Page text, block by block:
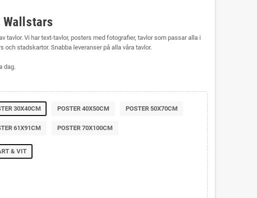
Wallstars
tavlor. Vi har text-tavlor, posters med fotografier, tavlor som passar alla i
stadskartor. Snabba leveranser på alla våra tavlor.
dag.
30X40CM POSTER 40X50CM POSTER 50X70CM
61X91CM POSTER 70X100CM
& VIT